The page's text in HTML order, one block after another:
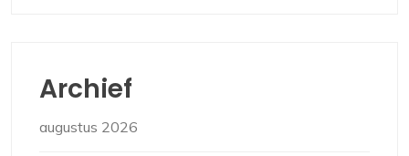
Archief
augustus 2026